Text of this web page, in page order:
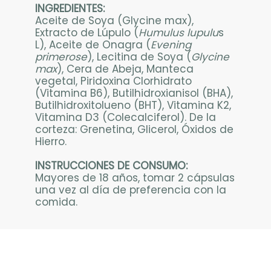
INGREDIENTES:
Aceite de Soya (Glycine max),
Extracto de Lúpulo (Humulus lupulus
L), Aceite de Onagra (Evening
primerose), Lecitina de Soya (Glycine
max), Cera de Abeja, Manteca
vegetal, Piridoxina Clorhidrato
(Vitamina B6), Butilhidroxianisol (BHA),
Butilhidroxitolueno (BHT), Vitamina K2,
Vitamina D3 (Colecalciferol). De la
corteza: Grenetina, Glicerol, Óxidos de
Hierro.
INSTRUCCIONES DE CONSUMO:
Mayores de 18 años, tomar 2 cápsulas
una vez al día de preferencia con la
comida.